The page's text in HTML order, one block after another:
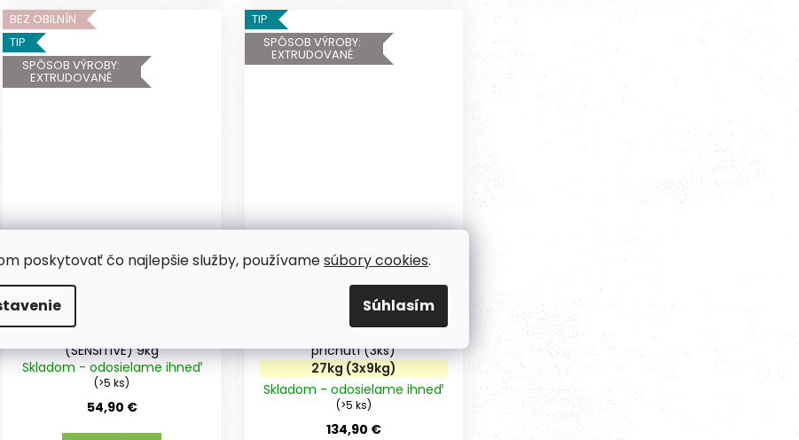
poskytovať čo najlepšie služby, používamesúbory cookies.
Súhlasím
BEZ OBILNÍN
TIP
SPÔSOB VÝROBY:
EXTRUDOVANÉ
Granule pre dospelých psov
(L-XL-XXL) - Jeleň lesný
(SENSITIVE) 9kg
Skladom - odosielame ihneď
(>5 ks)
54,90 €
TIP
SPÔSOB VÝROBY:
EXTRUDOVANÉ
149,70
€
Granule pre dospelých psov
(L-XL-XXL) - Mix rôznych
príchutí (3ks)
27kg (3x9kg)
Skladom - odosielame ihneď
(>5 ks)
134,90 €